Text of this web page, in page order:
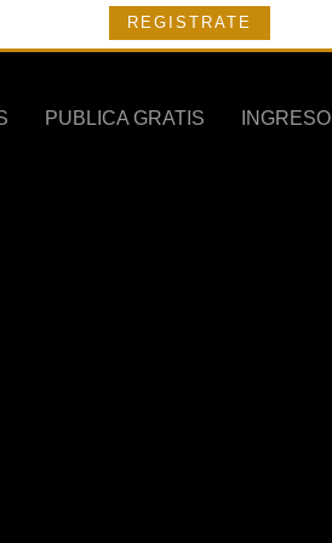
REGISTRATE
PUBLICA GRATIS INGRESO